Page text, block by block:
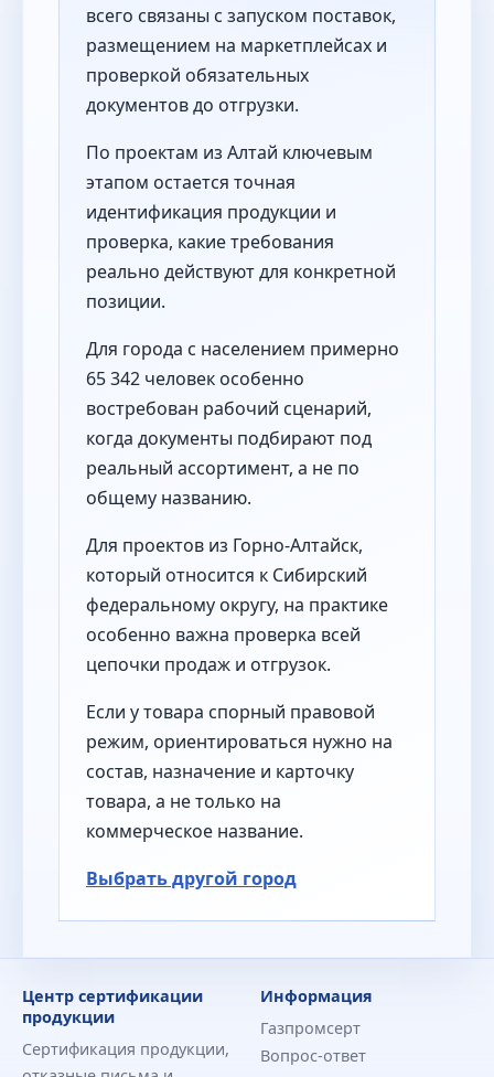
всего связаны с запуском поставок,
размещением на маркетплейсах и
проверкой обязательных
документов до отгрузки.
По проектам из Алтай ключевым
этапом остается точная
идентификация продукции и
проверка, какие требования
реально действуют для конкретной
позиции.
Для города с населением примерно
65 342 человек особенно
востребован рабочий сценарий,
когда документы подбирают под
реальный ассортимент, а не по
общему названию.
Для проектов из Горно-Алтайск,
который относится к Сибирский
федеральному округу, на практике
особенно важна проверка всей
цепочки продаж и отгрузок.
Если у товара спорный правовой
режим, ориентироваться нужно на
состав, назначение и карточку
товара, а не только на
коммерческое название.
Выбрать другой город
Центр сертификации
продукции
Сертификация продукции,
Информация
Газпромсерт
Вопрос-ответ